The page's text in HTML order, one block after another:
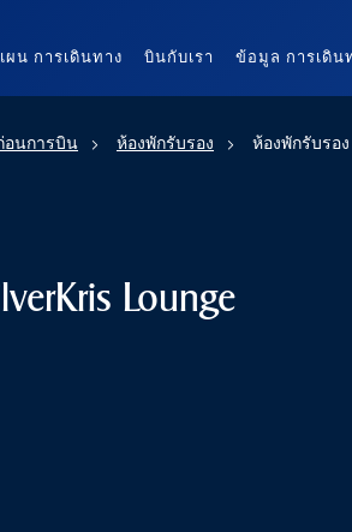
ผน การเดินทาง บินกับเรา ข้อมูล การเดิน
อนการบิน ห้องพักรับรอง ห้องพักรับรอง
Lounge